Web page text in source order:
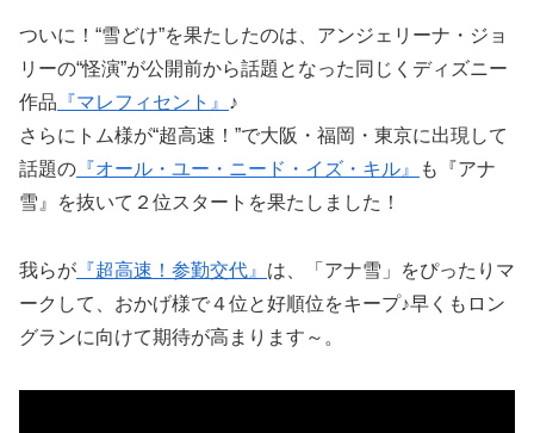
ついに！“雪どけ”を果たしたのは、アンジェリーナ・ジョ
リーの“怪演”が公開前から話題となった同じくディズニー
作品 『マレフィセント』 ♪
さらにトム様が“超高速！”で大阪・福岡・東京に出現して
話題の 『オール・ユー・ニード・イズ・キル』
も『アナ
雪』を抜いて２位スタートを果たしました！
我らが 『超高速！参勤交代』 は、「アナ雪」をぴったりマ
ークして、おかげ様で４位と好順位をキープ♪早くもロン
グランに向けて期待が高まります～。